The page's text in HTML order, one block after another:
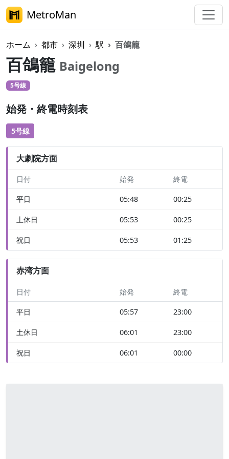
MetroMan
ホーム 都市 深圳 駅 百鴿籠
百鴿籠 Baigelong
5号線
始発・終電時刻表
5号線
大劇院方面
日付 始発 終電
平日 05:48 00:25
土休日 05:53 00:25
祝日 05:53 01:25
赤湾方面
日付 始発 終電
平日 05:57 23:00
土休日 06:01 23:00
祝日 06:01 00:00